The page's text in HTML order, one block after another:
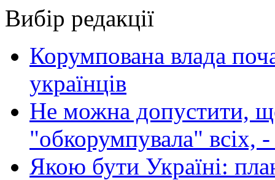
Вибір редакції
Корумпована влада
українців
Не можна допустити,
"обкорумпувала" всіх,
Якою бути Україні: